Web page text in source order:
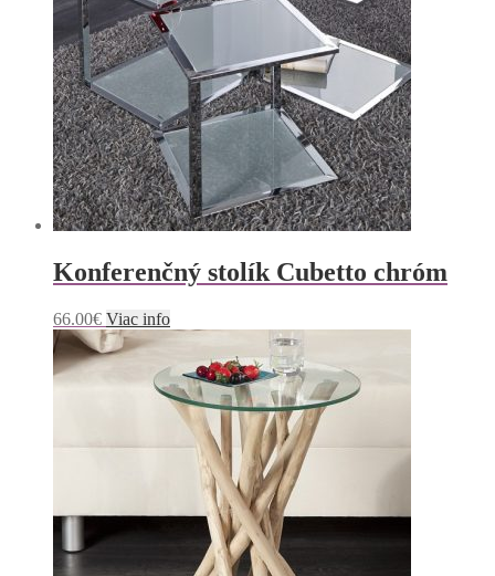
Konferenčný stolík Cubetto chróm
66.00€ Viac info